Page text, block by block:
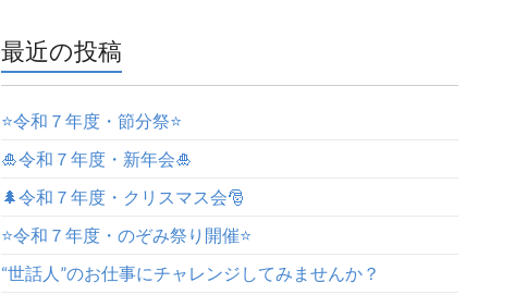
最近の投稿
⭐️令和７年度・節分祭⭐️
🎍令和７年度・新年会🎍
🌲令和７年度・クリスマス会🎅
⭐️令和７年度・のぞみ祭り開催⭐️
“世話人”のお仕事にチャレンジしてみませんか？